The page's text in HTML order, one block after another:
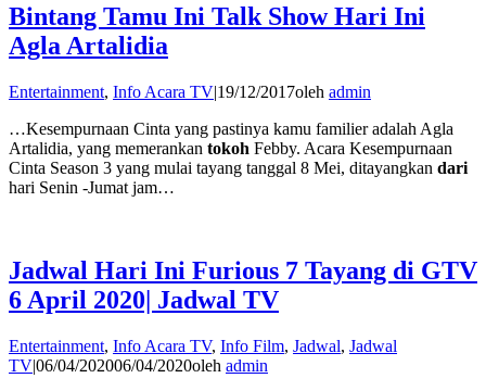
Bintang Tamu Ini Talk Show Hari Ini
Agla Artalidia
Entertainment, Info Acara TV|19/12/2017oleh admin
…Kesempurnaan Cinta yang pastinya kamu familier adalah Agla
Artalidia, yang memerankan tokoh Febby. Acara Kesempurnaan
Cinta Season 3 yang mulai tayang tanggal 8 Mei, ditayangkan dari
hari Senin -Jumat jam…
Jadwal Hari Ini Furious 7 Tayang di GTV
6 April 2020| Jadwal TV
Entertainment, Info Acara TV, Info Film, Jadwal, Jadwal
TV|06/04/202006/04/2020oleh admin